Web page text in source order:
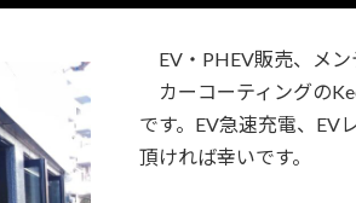
EV・PHEV販売、メン
カーコーティングの
です。EV急速充電、EV
頂ければ幸いです。